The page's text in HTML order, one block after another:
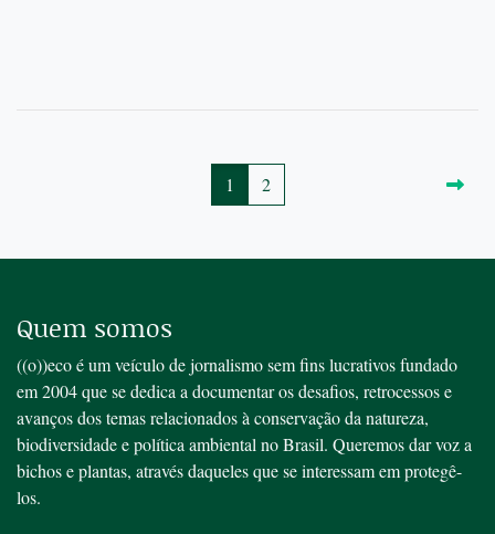
1 2
Quem somos
((o))eco é um veículo de jornalismo sem fins lucrativos fundado
em 2004 que se dedica a documentar os desafios, retrocessos e
avanços dos temas relacionados à conservação da natureza,
biodiversidade e política ambiental no Brasil. Queremos dar voz a
bichos e plantas, através daqueles que se interessam em protegê-
los.